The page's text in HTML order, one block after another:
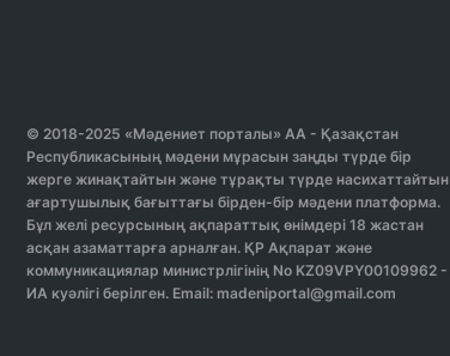
© 2018-2025 «Мәдениет порталы» АА - Қазақстан
Республикасының мәдени мұрасын заңды түрде бір
жерге жинақтайтын және тұрақты түрде насихаттайтын
ағартушылық бағыттағы бірден-бір мәдени платформа.
Бұл желі ресурсының ақпараттық өнімдері 18 жастан
асқан азаматтарға арналған. ҚР Ақпарат және
коммуникациялар министрлігінің No KZ09VPY00109962 -
ИА куәлігі берілген. Email: madeniportal@gmail.com